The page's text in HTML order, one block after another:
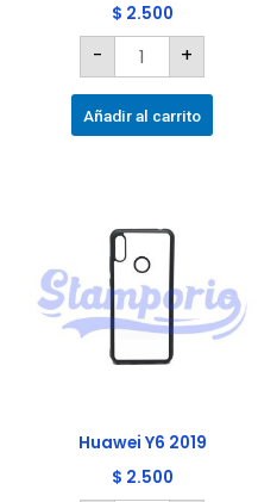
$ 2.500
- +
Añadir al carrito
Huawei Y6 2019
$ 2.500
2019
cantidad